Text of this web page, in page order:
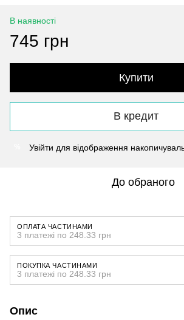
В наявності
745 грн
Купити
В кредит
Увійти для відображення
До обраного
ОПЛАТА ЧАСТИНАМИ
3 платежі по 248.33 грн
ПОКУПКА ЧАСТИНАМИ
3 платежі по 248.33 грн
Опис